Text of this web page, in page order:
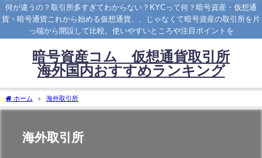
何が違うの？取引所多すぎてわからない？KYCって何？暗号資産・仮想通
貨・暗号通貨これから始める仮想通貨、、じゃなくて暗号資産の取引所を片
っ端から開設して比較。使いやすいところや注目ポイントを
暗号資産コム 仮想通貨取引所
海外国内おすすめランキング
ホーム 海外取引所
海外取引所